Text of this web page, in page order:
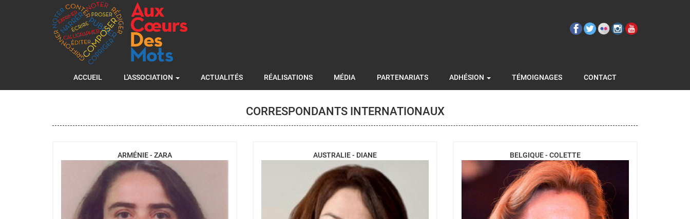
Navigation
principale
ACCUEIL L'ASSOCIATION ACTUALITÉS RÉALISATIONS MÉDIA PARTENARIATS ADHÉSION TÉMOIGNAGES CONTACT
CORRESPONDANTS INTERNATIONAUX
ARMÉNIE - ZARA AUSTRALIE - DIANE BELGIQUE - COLETTE